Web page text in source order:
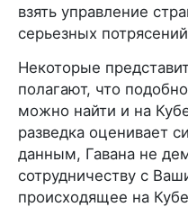
взять управление
серьезных
Некоторые
полагают, что
можно найти и на
разведка оценивает
данным, Гавана не
сотрудничеству с
происходящее на